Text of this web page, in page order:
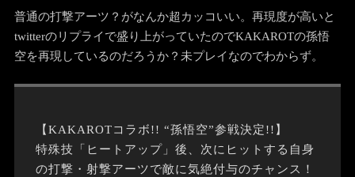
普通の打撃アーツ？がなんか超カッコいい。再現度が高いと
twitterのリプライで盛り上がっていたのでKAKAROTの孫悟
空を再現しているのだろうか？未プレイなのでわからず。
【KAKAROTコラボ!! “孫悟空”参戦決定!!】
特殊技「ヒートアップ」後、次にヒットする自身
の打撃・射撃アーツで敵に気絶付与のチャンス！